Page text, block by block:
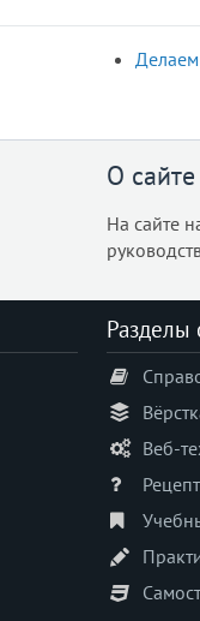
О сайте
На сайте
Разделы
Веб-